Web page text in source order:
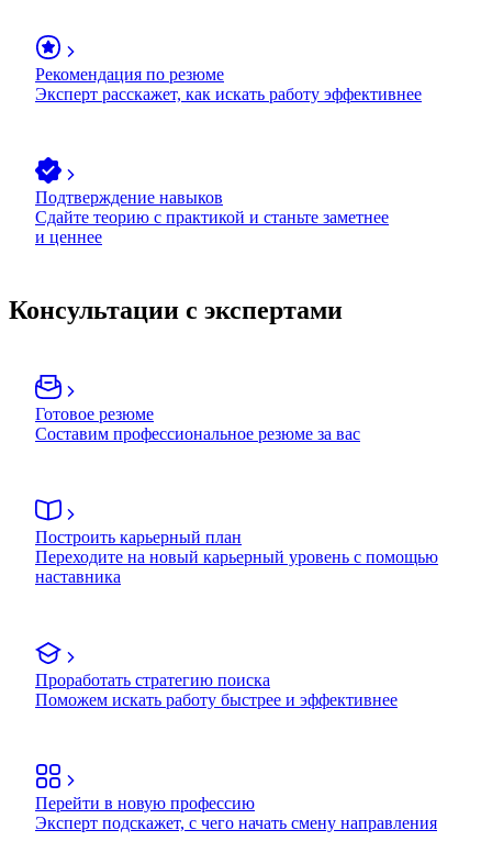
Рекомендация по резюме
Эксперт расскажет, как искать работу эффективнее
Подтверждение навыков
Сдайте теорию с практикой и станьте заметнее
и ценнее
Консультации с экспертами
Готовое резюме
Составим профессиональное резюме за вас
Построить карьерный план
Переходите на новый карьерный уровень с помощью
наставника
Проработать стратегию поиска
Поможем искать работу быстрее и эффективнее
Перейти в новую профессию
Эксперт подскажет, с чего начать смену направления